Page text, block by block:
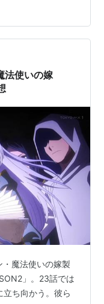
使いの嫁
魔法使いの嫁製
」。23話では
ち向かう。彼ら